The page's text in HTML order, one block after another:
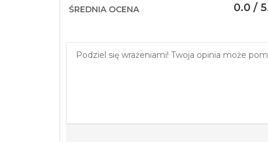
ŚREDNIA OCENA 0.0 /